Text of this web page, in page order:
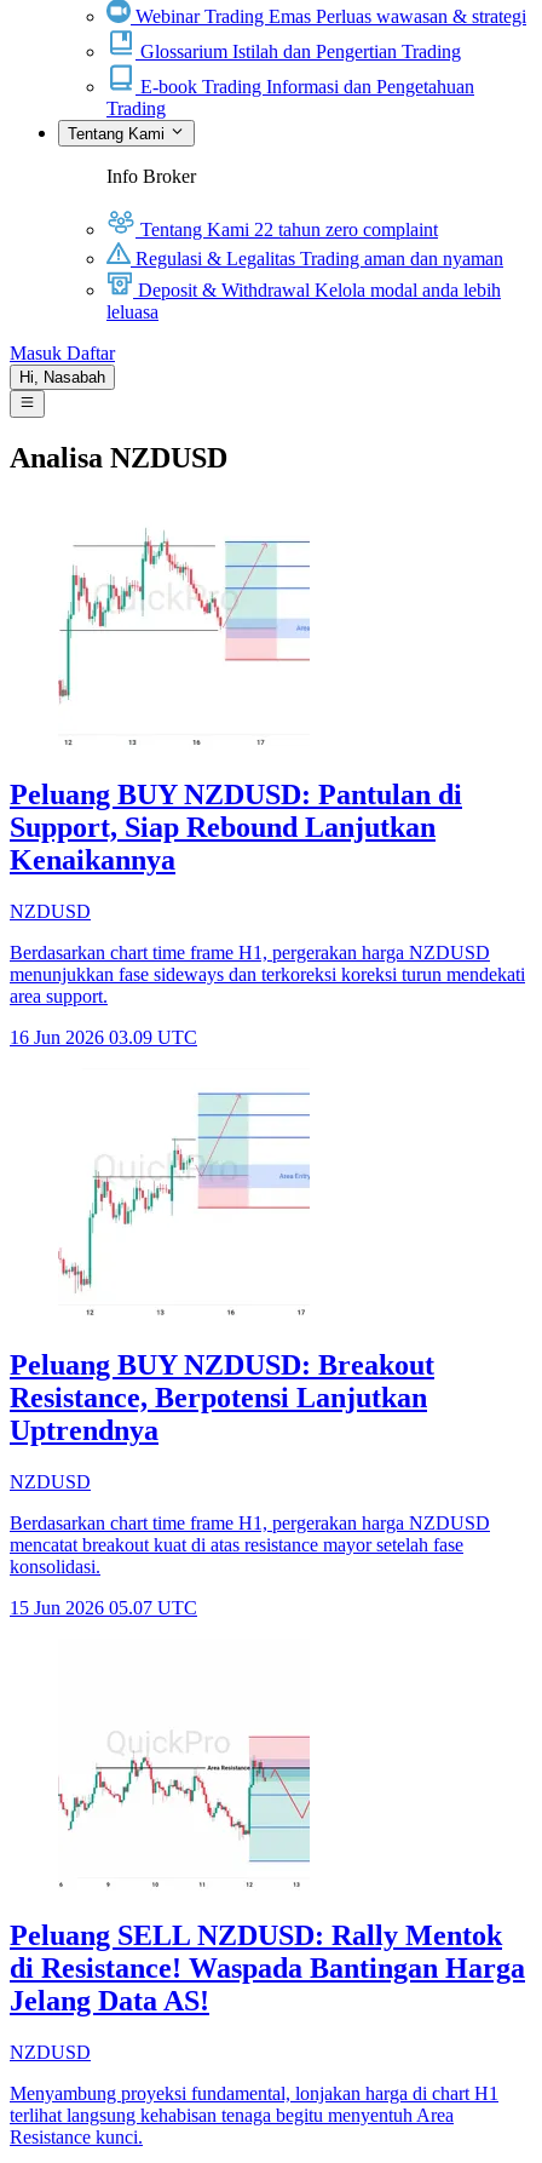
Webinar Trading Emas Perluas wawasan & strategi
Glossarium Istilah dan Pengertian Trading
E-book Trading Informasi dan Pengetahuan
Trading
Tentang Kami
Info Broker
Tentang Kami 22 tahun zero complaint
Regulasi & Legalitas Trading aman dan nyaman
Deposit & Withdrawal Kelola modal anda lebih
leluasa
Masuk Daftar
Hi, Nasabah
Analisa NZDUSD
Peluang BUY NZDUSD: Pantulan di
Support, Siap Rebound Lanjutkan
Kenaikannya
NZDUSD
Berdasarkan chart time frame H1, pergerakan harga NZDUSD
menunjukkan fase sideways dan terkoreksi koreksi turun mendekati
area support.
16 Jun 2026 03.09 UTC
Peluang BUY NZDUSD: Breakout
Resistance, Berpotensi Lanjutkan
Uptrendnya
NZDUSD
Berdasarkan chart time frame H1, pergerakan harga NZDUSD
mencatat breakout kuat di atas resistance mayor setelah fase
konsolidasi.
15 Jun 2026 05.07 UTC
Peluang SELL NZDUSD: Rally Mentok
di Resistance! Waspada Bantingan Harga
Jelang Data AS!
NZDUSD
Menyambung proyeksi fundamental, lonjakan harga di chart H1
terlihat langsung kehabisan tenaga begitu menyentuh Area
Resistance kunci.